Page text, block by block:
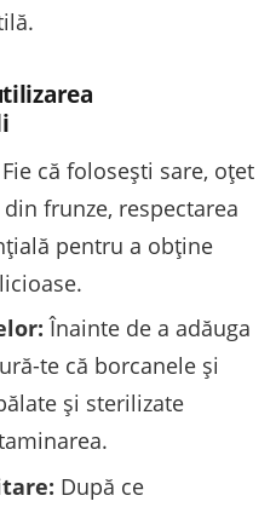
Fie că folosești sare, oțet
frunze, respectarea
pentru a obține
Înainte de a adăuga
te că borcanele și
și sterilizate
După ce